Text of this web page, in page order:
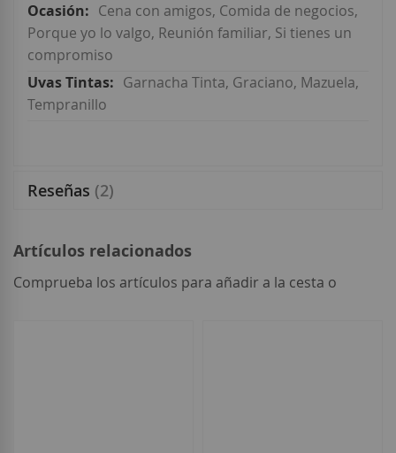
Cena con amigos, Comida de negocios,
Porque yo lo valgo, Reunión familiar, Si tienes un
compromiso
Garnacha Tinta, Graciano, Mazuela,
Tempranillo
Reseñas 2
Artículos relacionados
Comprueba los artículos para añadir a la cesta o